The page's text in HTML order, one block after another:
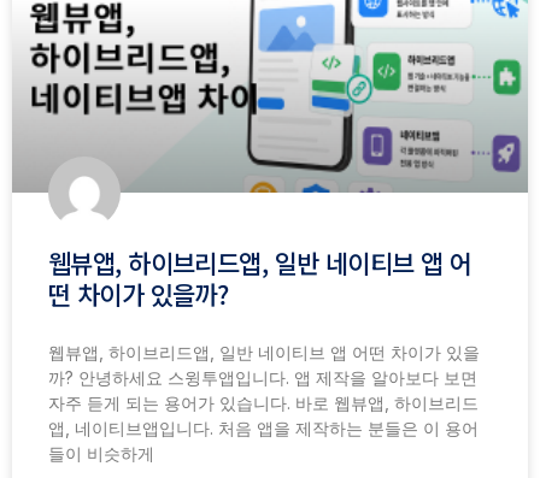
웹뷰앱, 하이브리드앱, 일반 네이티브 앱 어
떤 차이가 있을까?
웹뷰앱, 하이브리드앱, 일반 네이티브 앱 어떤 차이가 있을
까? ​안녕하세요 스윙투앱입니다. 앱 제작을 알아보다 보면
자주 듣게 되는 용어가 있습니다. 바로 웹뷰앱, 하이브리드
앱, 네이티브앱입니다. 처음 앱을 제작하는 분들은 이 용어
들이 비슷하게